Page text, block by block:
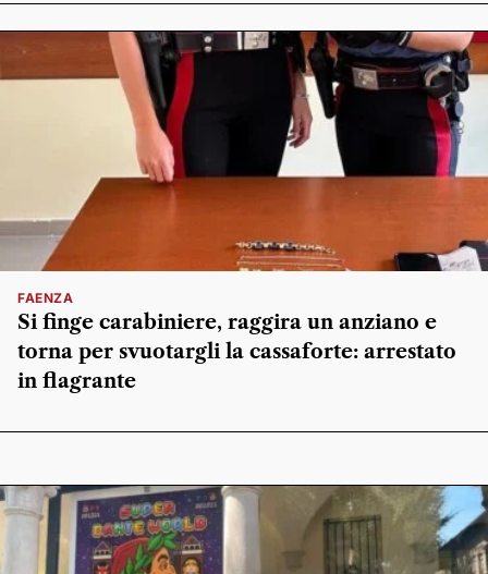
FAENZA
Si finge carabiniere, raggira un anziano e
torna per svuotargli la cassaforte: arrestato
in flagrante